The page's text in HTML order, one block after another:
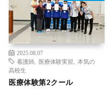
2025.08.07
看護師
医療体験実習
本気の
高校生
医療体験第2クール